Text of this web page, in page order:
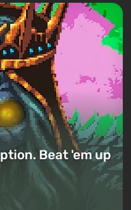
Beat 'em up